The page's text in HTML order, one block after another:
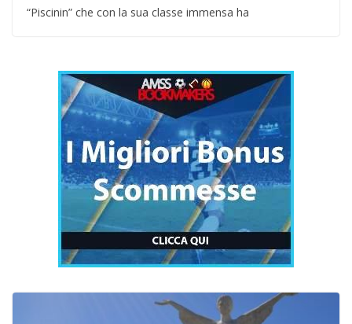
“Piscinin” che con la sua classe immensa ha